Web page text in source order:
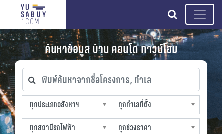
search
ค้นหาข้อมูล บ้าน คอนโด ทาวน์โฮม
พิมพ์ค้นหาจากชื่อโครงการ, ทำเล
ทุกประเภทอสังหาฯ
ทุกประเภทอสังหาฯ
sproperty
ทุกทำเลที่ตั้ง
ทุกทำเลที่ตั้ง
slocation
ทุกสถานีรถไฟฟ้า
ทุกสถานีรถไฟฟ้า
ทุกช่วงราคา
ทุกช่วงราคา